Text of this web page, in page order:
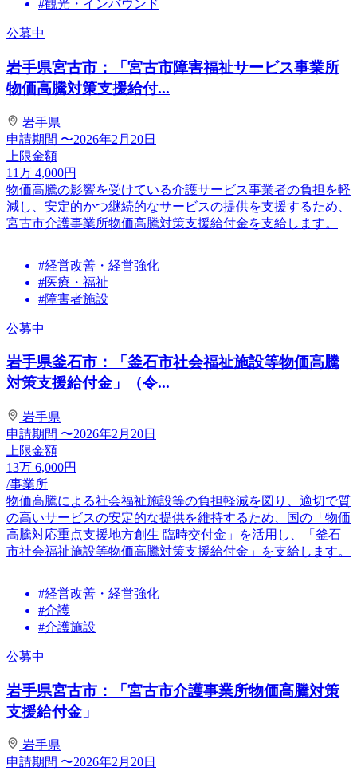
#観光・インバウンド
公募中
岩手県宮古市：「宮古市障害福祉サービス事業所
物価高騰対策支援給付...
岩手県
申請期間 〜2026年2月20日
上限金額
11万 4,000円
物価高騰の影響を受けている介護サービス事業者の負担を軽
減し、安定的かつ継続的なサービスの提供を支援するため、
宮古市介護事業所物価高騰対策支援給付金を支給します。
#経営改善・経営強化
#医療・福祉
#障害者施設
公募中
岩手県釜石市：「釜石市社会福祉施設等物価高騰
対策支援給付金」（令...
岩手県
申請期間 〜2026年2月20日
上限金額
13万 6,000円
/事業所
物価高騰による社会福祉施設等の負担軽減を図り、適切で質
の高いサービスの安定的な提供を維持するため、国の「物価
高騰対応重点支援地方創生 臨時交付金」を活用し、「釜石
市社会福祉施設等物価高騰対策支援給付金」を支給します。
#経営改善・経営強化
#介護
#介護施設
公募中
岩手県宮古市：「宮古市介護事業所物価高騰対策
支援給付金」
岩手県
申請期間 〜2026年2月20日